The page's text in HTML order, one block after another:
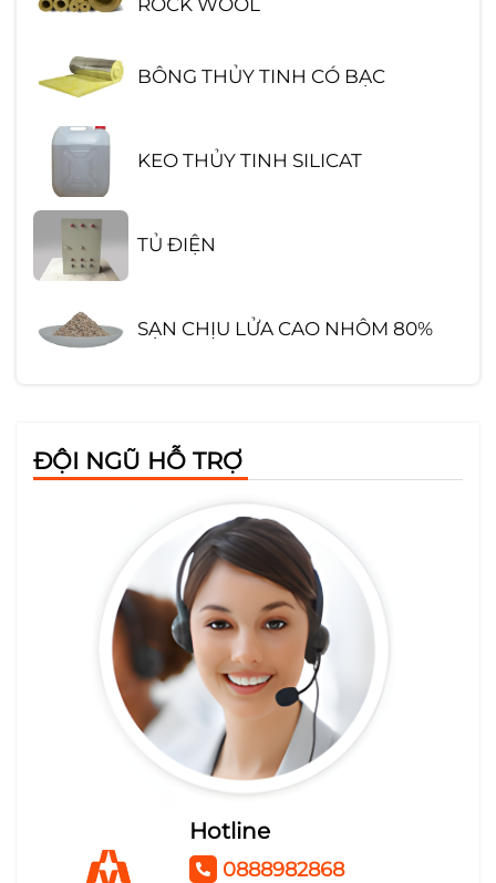
BÔNG THỦY TINH CÓ BẠC
KEO THỦY TINH SILICAT
TỦ ĐIỆN
SẠN CHỊU LỬA CAO NHÔM 80%
TẤM CỨNG CERAMIC
BÔNG KHOÁNG CÁCH NHIỆT
ROCK WOOL
BÔNG THỦY TINH CÓ BẠC
KEO THỦY TINH SILICAT
TỦ ĐIỆN
ĐỘI NGŨ HỖ TRỢ
Hotline
0888982868